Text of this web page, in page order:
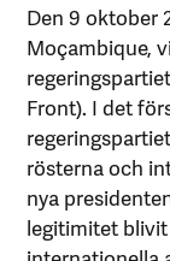
Den 9 oktober
Moçambique,
Front). I det
rösterna och
nya
legitimitet